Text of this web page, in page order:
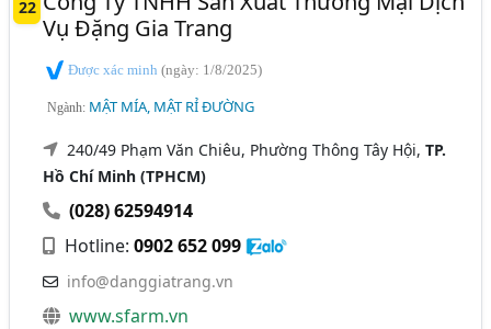
22
Vụ Đặng Gia Trang
Được xác minh(ngày: 1/8/2025)
Ngành: MẬT MÍA, MẬT RỈ ĐƯỜNG
240/49 Phạm Văn Chiêu, Phường Thông Tây Hội,TP.
Hồ Chí Minh (TPHCM)
(028) 62594914
Hotline:0902 652 099
info@danggiatrang.vn
www.sfarm.vn